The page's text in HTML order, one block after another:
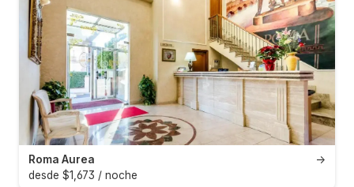
→
Roma Aurea
desde $1,673 / noche